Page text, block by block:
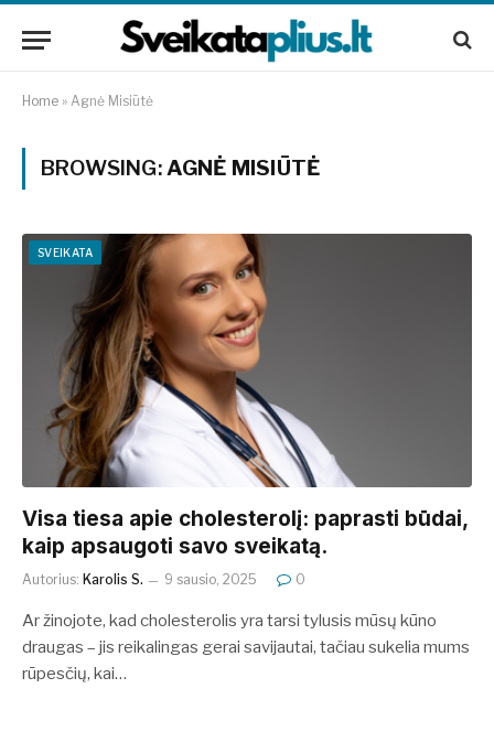
Home » Agnė Misiūtė
BROWSING:AGNĖ MISIŪTĖ
SVEIKATA
Visa tiesa apie cholesterolį: paprasti būdai,
kaip apsaugoti savo sveikatą.
Autorius: Karolis S. 9 sausio, 2025 0
Ar žinojote, kad cholesterolis yra tarsi tylusis mūsų kūno
draugas – jis reikalingas gerai savijautai, tačiau sukelia mums
rūpesčių, kai…